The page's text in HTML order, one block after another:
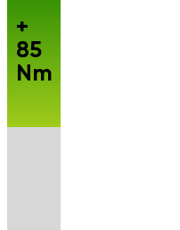
+
85
Nm